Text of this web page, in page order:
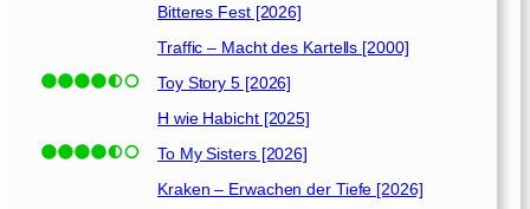
Bitteres Fest [2026]
Traffic – Macht des Kartells [2000]
Toy Story 5 [2026]
H wie Habicht [2025]
To My Sisters [2026]
Kraken – Erwachen der Tiefe [2026]